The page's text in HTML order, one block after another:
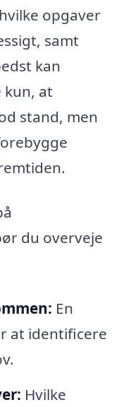
opgaver
samt
kan
kun, at
stand, men
du overveje
En
at identificere
Hvilke